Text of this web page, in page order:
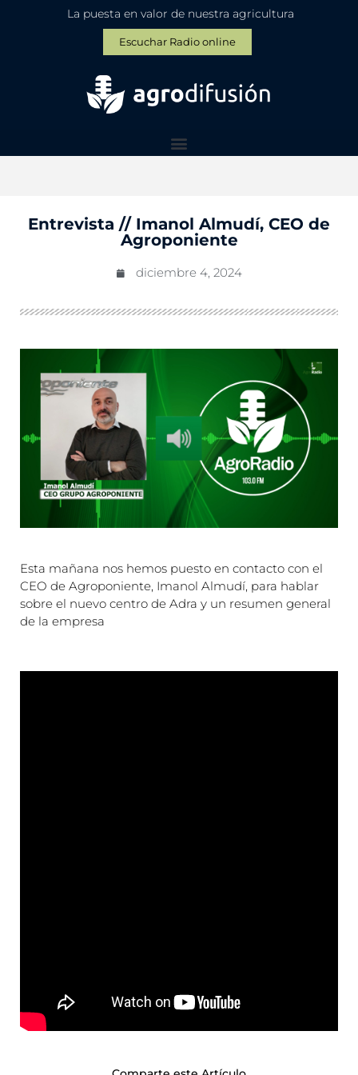
La puesta en valor de nuestra agricultura
Escuchar Radio online
Entrevista // Imanol Almudí, CEO de
Agroponiente
diciembre 4, 2024
Esta mañana nos hemos puesto en contacto con el
CEO de Agroponiente, Imanol Almudí, para hablar
sobre el nuevo centro de Adra y un resumen general
de la empresa